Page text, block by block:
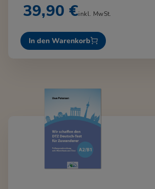
39,90 €inkl. MwSt.
In den Warenkorb